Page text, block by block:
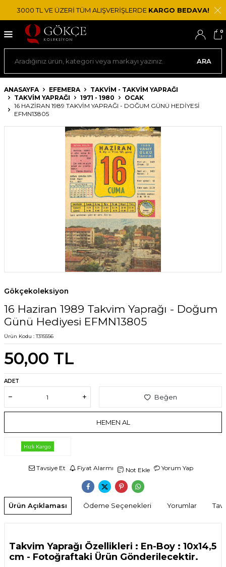
3000 TL VE ÜZERİ TÜM ALIŞVERİŞLERDE KARGO BEDAVA!
ARA
0
ANASAYFA EFEMERA
TAKVIM - TAKVIM YAPRAĞI
TAKVIM YAPRAĞI
1971 - 1980
OCAK
16 HAZIRAN 1989 TAKVIM YAPRAĞI - DOĞUM GÜNÜ HEDIYESI
EFMN13805
Gökçekoleksiyon
16 Haziran 1989 Takvim Yaprağı - Doğum
Günü Hediyesi EFMN13805
Ürün Kodu :T315556
50,00 TL
ADET
Beğen
HEMEN AL
Tavsiye Et Fiyat Alarmı Not Ekle Yorum Yap
Ürün Açıklaması Ödeme Seçenekleri Yorumlar
Takvim Yaprağı Özellikleri : En-Boy : 10x14,5
cm - Fotoğraftaki Ürün Gönderilecektir.